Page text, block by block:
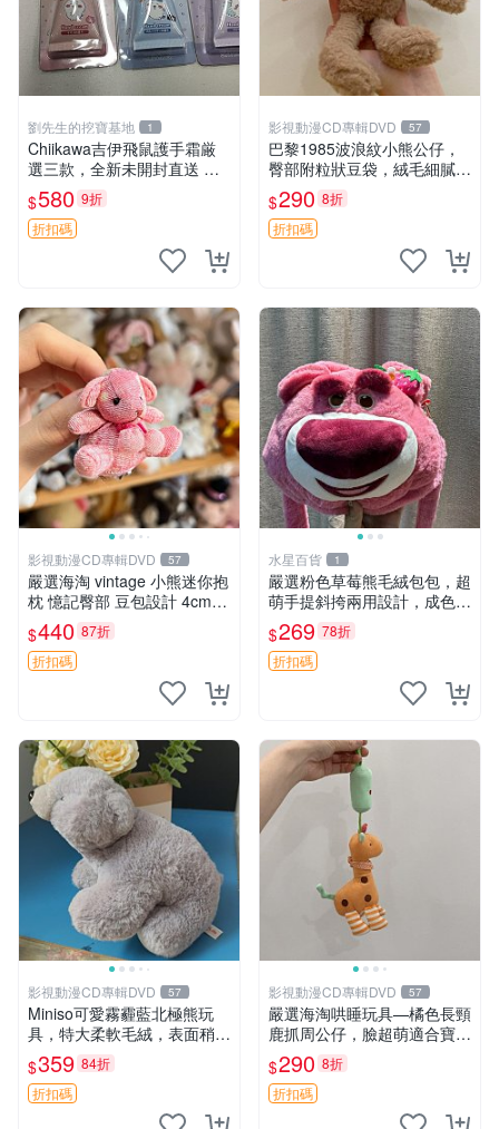
劉先生的挖寶基地 1
Chiikawa吉伊飛鼠護手霜厳
選三款，全新未開封直送 飛
鼠 護手霜 吉伊三款 新貨
$580 9折
折扣碼
影視動漫CD專輯DVD 57
巴黎1985波浪紋小熊公仔，
臀部附粒狀豆袋，絨毛細膩臉
部可愛，中古嚴選推薦 小熊
公仔 豆袋
$290 8折
折扣碼
影視動漫CD專輯DVD 57
嚴選海淘 vintage 小熊迷你抱
枕 憶記臀部 豆包設計 4cm
高 推薦收藏 迷你豆包小熊、
高臀部、豆袋抱枕
$440 87折
折扣碼
水星百貨 1
嚴選粉色草莓熊毛絨包包，超
萌手提斜挎兩用設計，成色上
佳容量大 粉紅草莓 毛絨包 超
大容量
$269 78折
折扣碼
影視動漫CD專輯DVD 57
Miniso可愛霧霾藍北極熊玩
具，特大柔軟毛絨，表面稍有
使用痕跡，適合居家擺放 23
CM 毛絨玩具 北極熊 魯班熊
$359 84折
折扣碼
影視動漫CD專輯DVD 57
嚴選海淘哄睡玩具—橘色長頸
鹿抓周公仔，臉超萌適合寶寶
陪伴，中古略有使用痕跡 橘
色 長頸鹿 抓周
$290 8折
折扣碼